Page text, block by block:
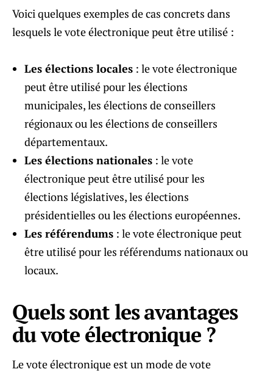
Voici quelques exemples de cas concrets dans
lesquels le vote électronique peut être utilisé :
Les élections locales : le vote électronique
peut être utilisé pour les élections
municipales, les élections de conseillers
régionaux ou les élections de conseillers
départementaux.
Les élections nationales : le vote
électronique peut être utilisé pour les
élections législatives, les élections
présidentielles ou les élections européennes.
Les référendums : le vote électronique peut
être utilisé pour les référendums nationaux ou
locaux.
Quels sont les avantages
du vote électronique ?
Le vote électronique est un mode de vote